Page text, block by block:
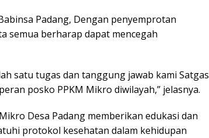
Padang, Dengan penyemprotan
semua berharap dapat mencegah
satu tugas dan tanggung jawab kami Satgas
posko PPKM Mikro diwilayah,” jelasnya.
Desa Padang memberikan edukasi dan
protokol kesehatan dalam kehidupan